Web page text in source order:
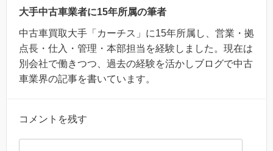
大手中古車業者に15年所属の筆者
中古車買取大手「カーチス」に15年所属し、営業・拠
点長・仕入・管理・本部担当を経験しました。現在は
別会社で働きつつ、過去の経験を活かしブログで中古
車業界の記事を書いています。
コメントを残す